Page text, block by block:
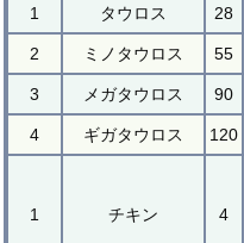
1 タウロス 28
2 ミノタウロス 55
3 メガタウロス 90
4 ギガタウロス 120
1 チキン 4